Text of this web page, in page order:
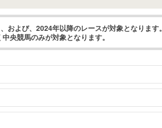
および、2024年以降のレースが対象となります。
央競馬のみが対象となります。